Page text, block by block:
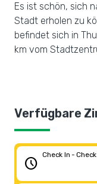
Es ist schön, sich
Stadt erholen zu
befindet sich in
km vom
Verfügbare
schedule
Check In -